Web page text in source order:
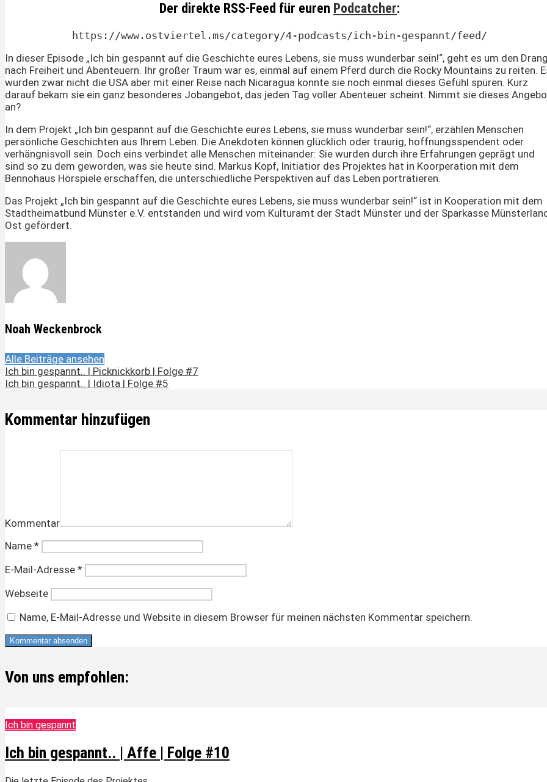
Der direkte RSS-Feed für euren Podcatcher:
https://www.ostviertel.ms/category/4-podcasts/ich-bin-gespannt/feed/
In dieser Episode „Ich bin gespannt auf die Geschichte eures Lebens, sie muss wunderbar sein!“, geht es um den Drang
nach Freiheit und Abenteuern. Ihr großer Traum war es, einmal auf einem Pferd durch die Rocky Mountains zu reiten.
wurden zwar nicht die USA aber mit einer Reise nach Nicaragua konnte sie noch einmal dieses Gefühl spüren. Kurz
darauf bekam sie ein ganz besonderes Jobangebot, das jeden Tag voller Abenteuer scheint. Nimmt sie dieses
an?
In dem Projekt „Ich bin gespannt auf die Geschichte eures Lebens, sie muss wunderbar sein!“, erzählen Menschen
persönliche Geschichten aus Ihrem Leben. Die Anekdoten können glücklich oder traurig, hoffnungsspendent oder
verhängnisvoll sein. Doch eins verbindet alle Menschen miteinander: Sie wurden durch ihre Erfahrungen geprägt und
sind so zu dem geworden, was sie heute sind. Markus Kopf, Initiatior des Projektes hat in Koorperation mit dem
Bennohaus Hörspiele erschaffen, die unterschiedliche Perspektiven auf das Leben porträtieren.
Das Projekt „Ich bin gespannt auf die Geschichte eures Lebens, sie muss wunderbar sein!“ ist in Kooperation mit dem
Stadtheimatbund Münster e.V. entstanden und wird vom Kulturamt der Stadt Münster und der Sparkasse
Ost gefördert.
Noah Weckenbrock
Alle Beiträge ansehen
Ich bin gespannt.. | Picknickkorb | Folge #7
Ich bin gespannt.. | Idiota | Folge #5
Kommentar hinzufügen
Kommentar
Name *
E-Mail-Adresse *
Webseite
Name, E-Mail-Adresse und Website in diesem Browser für meinen nächsten Kommentar speichern.
Von uns empfohlen:
Ich bin gespannt
Ich bin gespannt.. | Affe | Folge #10